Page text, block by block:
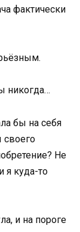
фактически
никогда…
бы на себя
своего
Не
я куда-то
и на пороге